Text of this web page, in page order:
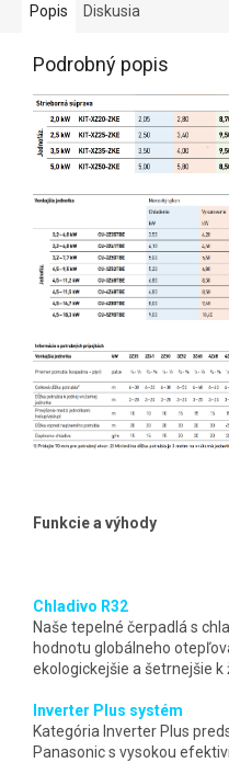
Popis Diskusia
Podrobný popis
Funkcie a výhody
Chladivo R32
Naše tepelné čerpadlá s
hodnotu globálneho
ekologickejšie a šetrnejšie
Inverter Plus systém
Kategória Inverter Plus
Panasonic s vysokou